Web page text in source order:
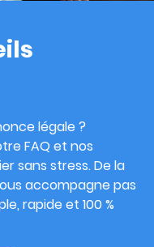
légale ?
FAQ et nos
sans stress. De la
accompagne pas
rapide et 100 %